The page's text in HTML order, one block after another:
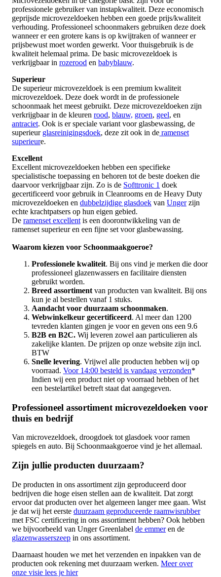
professionele gebruiker van instapkwaliteit. Deze economisch
geprijsde microvezeldoeken hebben een goede prijs/kwaliteit
verhouding. Professioneel schoonmakers gebruiken deze doek
wanneer er een grotere kans is op kwijtraken of wanneer er
prijsbewust moet worden gewerkt. Voor thuisgebruik is de
kwaliteit helemaal prima. De basic microvezeldoek is
verkrijgbaar in rozerood en babyblauw.
Superieur
De superieur microvezeldoek is een premium kwaliteit
microvezeldoek. Deze doek wordt in de professionele
schoonmaak het meest gebruikt. Deze microvezeldoeken zijn
verkrijgbaar in de kleuren rood, blauw, groen, geel, en
antraciet. Ook is er speciale variant voor glasbewassing, de
superieur glasreinigingsdoek, deze zit ook in de ramenset
superieure.
Excellent
Excellent microvezeldoeken hebben een specifieke
specialistische toepassing en behoren tot de beste doeken die
daarvoor verkrijgbaar zijn. Zo is de Softtronic 1 doek
gecertificeerd voor gebruik in Cleanrooms en de Heavy Duty
microvezeldoeken en dubbelzijdige glasdoek van Ungerzijn
echte krachtpatsers op hun eigen gebied.
De ramenset excellent is een doorontwikkeling van de
ramenset superieur en een fijne set voor glasbewassing.
Waarom kiezen voor Schoonmaakgoeroe?
Professionele kwaliteit. Bij ons vind je merken die door
professioneel glazenwassers en facilitaire diensten
gebruikt worden.
Breed assortiment van producten van kwaliteit. Bij ons
kun je al bestellen vanaf 1 stuks.
Aandacht voor duurzaam schoonmaken.
Webwinkelkeur gecertificeerd. Al meer dan 1200
tevreden klanten gingen je voor en geven ons een 9.6
B2B en B2C. Wij leveren zowel aan particulieren als
zakelijke klanten. De prijzen op onze website zijn incl.
BTW
Snelle levering. Vrijwel alle producten hebben wij op
voorraad. Voor 14:00 besteld is vandaag verzonden*
Indien wij een product niet op voorraad hebben of het
een bestelartikel betreft staat dat aangegeven.
Professioneel assortiment microvezeldoeken voor
thuis en bedrijf
Van microvezeldoek, droogdoek tot glasdoek voor ramen
spiegels en auto. Bij Schoonmaakgoeroe vind je het allemaal.
Zijn jullie producten duurzaam?
De producten in ons assortiment zijn geproduceerd door
bedrijven die hoge eisen stellen aan de kwaliteit. Dat zorgt
ervoor dat producten over het algemeen langer mee gaan. Wist
je dat wij het eerste duurzaam geproduceerde raamwisrubber
met FSC certificering in ons assortiment hebben? Ook hebben
we bijvoorbeeld van Unger Greenlabel de emmeren de
glazenwasserszeep in ons assortiment.
Daarnaast houden we met het verzenden en inpakken van de
producten ook rekening met duurzaam werken. Meer over
onze visie lees je hier